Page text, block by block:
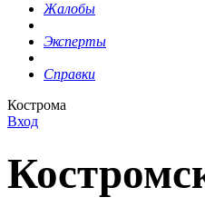
Жалобы
Эксперты
Справки
Кострома
Вход